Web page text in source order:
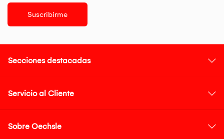
Suscribirme
Secciones destacadas
Servicio al Cliente
Sobre Oechsle